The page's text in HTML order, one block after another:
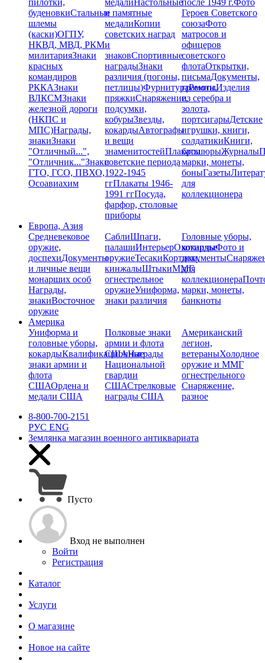
пилотки,
буденовкиСтальные
шлемы
(каски)ОГПУ,
НКВД, МВД, РКМ
милитарияЗнаки
красных
командиров
РККАЗнаки
ВЛКСМЗнаки
железной дороги
(НКПС и
МПС)Награды,
знакиЗнаки
"Отличный...",
"Отличник..."Знаки
ГТО, ГСО, ПВХО,
Осоавиахим
медалиНастольные
и памятные
медалиКопии
советских наград
и
знаковСпортивные
наградыЗнаки
различия (погоны,
петлицы)ФурнитураРемни,
пряжкиСнаряжение,
подсумки,
кобурыЗвезды,
кокардыАвтографы
и вещи
знаменитостейПлакаты
советские периода
1922-1945
ггПлакаты 1946-
1991 ггПосуда,
фарфор, столовые
приборы
после 1949 г.Фото
Героев Советского
союзаФото
матросов и
офицеров
советского
флотаОткрытки,
письмаДокументы,
грамотыИзделия
из серебра и
золота,
портсигарыДетские
игрушки, книги,
солдатикиКниги,
брошюрыЖурналы
марки, монеты,
боныГазеты
для
коллекционера
Европа, Азия
Средневековое
оружие,
доспехиДокументы
и личные вещи
монарших особ
Награды,
знакиВосточное
оружие
СаблиШпаги,
палашиИнтерьерОхотничье
оружиеТесакиКортики,
кинжалыШтыкиММГ,
огнестрельное
оружиеУниформа,
знаки различия
Головные уборы,
кокардыФото и
документы
для
коллекционера
марки, монеты,
банкноты
Америка
Униформа и
головные уборы,
кокардыКвалификационные
знаки армии и
флота
СШАОрдена и
медали США
Полковые знаки
армии и флота
СШАНаграды
Национальной
гвардии
СШАСтрелковые
награды США
Американский
легион,
ветераныХолодное
оружие и ММГ
огнестрельного
Снаряжение,
разное
8-800-700-2151
РУС ENG
Землянка магазин военного антиквариата
Пусто
Вход не выполнен
Войти
Регистрация
Каталог
Услуги
О магазине
Новое на сайте